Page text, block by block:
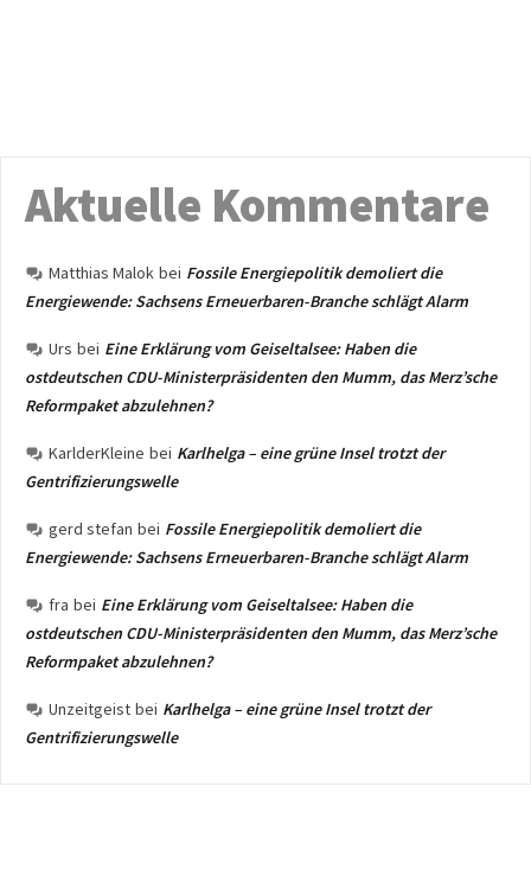
Aktuelle Kommentare
Matthias Malok bei Fossile Energiepolitik demoliert die
Energiewende: Sachsens Erneuerbaren-Branche schlägt Alarm
Urs bei Eine Erklärung vom Geiseltalsee: Haben die
ostdeutschen CDU-Ministerpräsidenten den Mumm, das Merz’sche
Reformpaket abzulehnen?
KarlderKleine bei Karlhelga – eine grüne Insel trotzt der
Gentrifizierungswelle
gerd stefan bei Fossile Energiepolitik demoliert die
Energiewende: Sachsens Erneuerbaren-Branche schlägt Alarm
fra bei Eine Erklärung vom Geiseltalsee: Haben die
ostdeutschen CDU-Ministerpräsidenten den Mumm, das Merz’sche
Reformpaket abzulehnen?
Unzeitgeist bei Karlhelga – eine grüne Insel trotzt der
Gentrifizierungswelle